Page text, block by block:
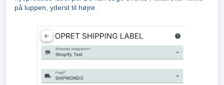
på luppen, yderst til højre.